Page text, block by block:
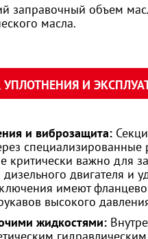
заправочный объем
масла.
И
и виброзащита:
специализированные
важно для
двигателя и
имеют
высокого
жидкостями: